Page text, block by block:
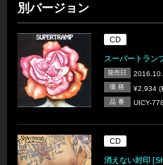
別バージョン
CD
スーパートラン
発売日
価 格 ¥2,934 (
品 番 UICY-
CD
消えない封印